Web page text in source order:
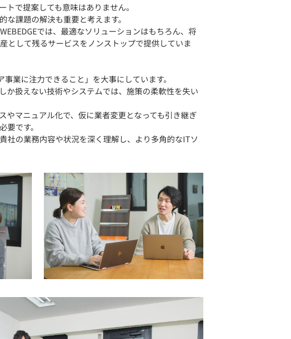
で提案しても意味はありません。
課題の解決も重要と考えます。
では、最適なソリューションはもちろん、将
として残るサービスをノンストップで提供していま
業に注力できること」を大事にしています。
か扱えない技術やシステムでは、施策の柔軟性を失い
やマニュアル化で、仮に業者変更となっても引き継ぎ
要です。
社の業務内容や状況を深く理解し、より多角的なITソ